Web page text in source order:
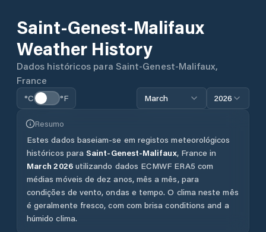
Saint-Genest-Malifaux
Weather History
Dados históricos para Saint-Genest-Malifaux,
France
°C °F March 2026
Resumo
Estes dados baseiam-se em registos meteorológicos
históricos para Saint-Genest-Malifaux, France in
March 2026 utilizando dados ECMWF ERA5 com
médias móveis de dez anos, mês a mês, para
condições de vento, ondas e tempo. O clima neste mês
é geralmente fresco, com com brisa conditions and a
húmido clima.